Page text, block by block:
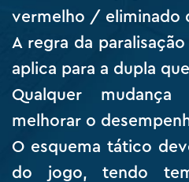
vermelho / eliminado
A regra da
aplica para a dupla
Qualquer
melhorar o
O esquema tático
do jogo, tendo